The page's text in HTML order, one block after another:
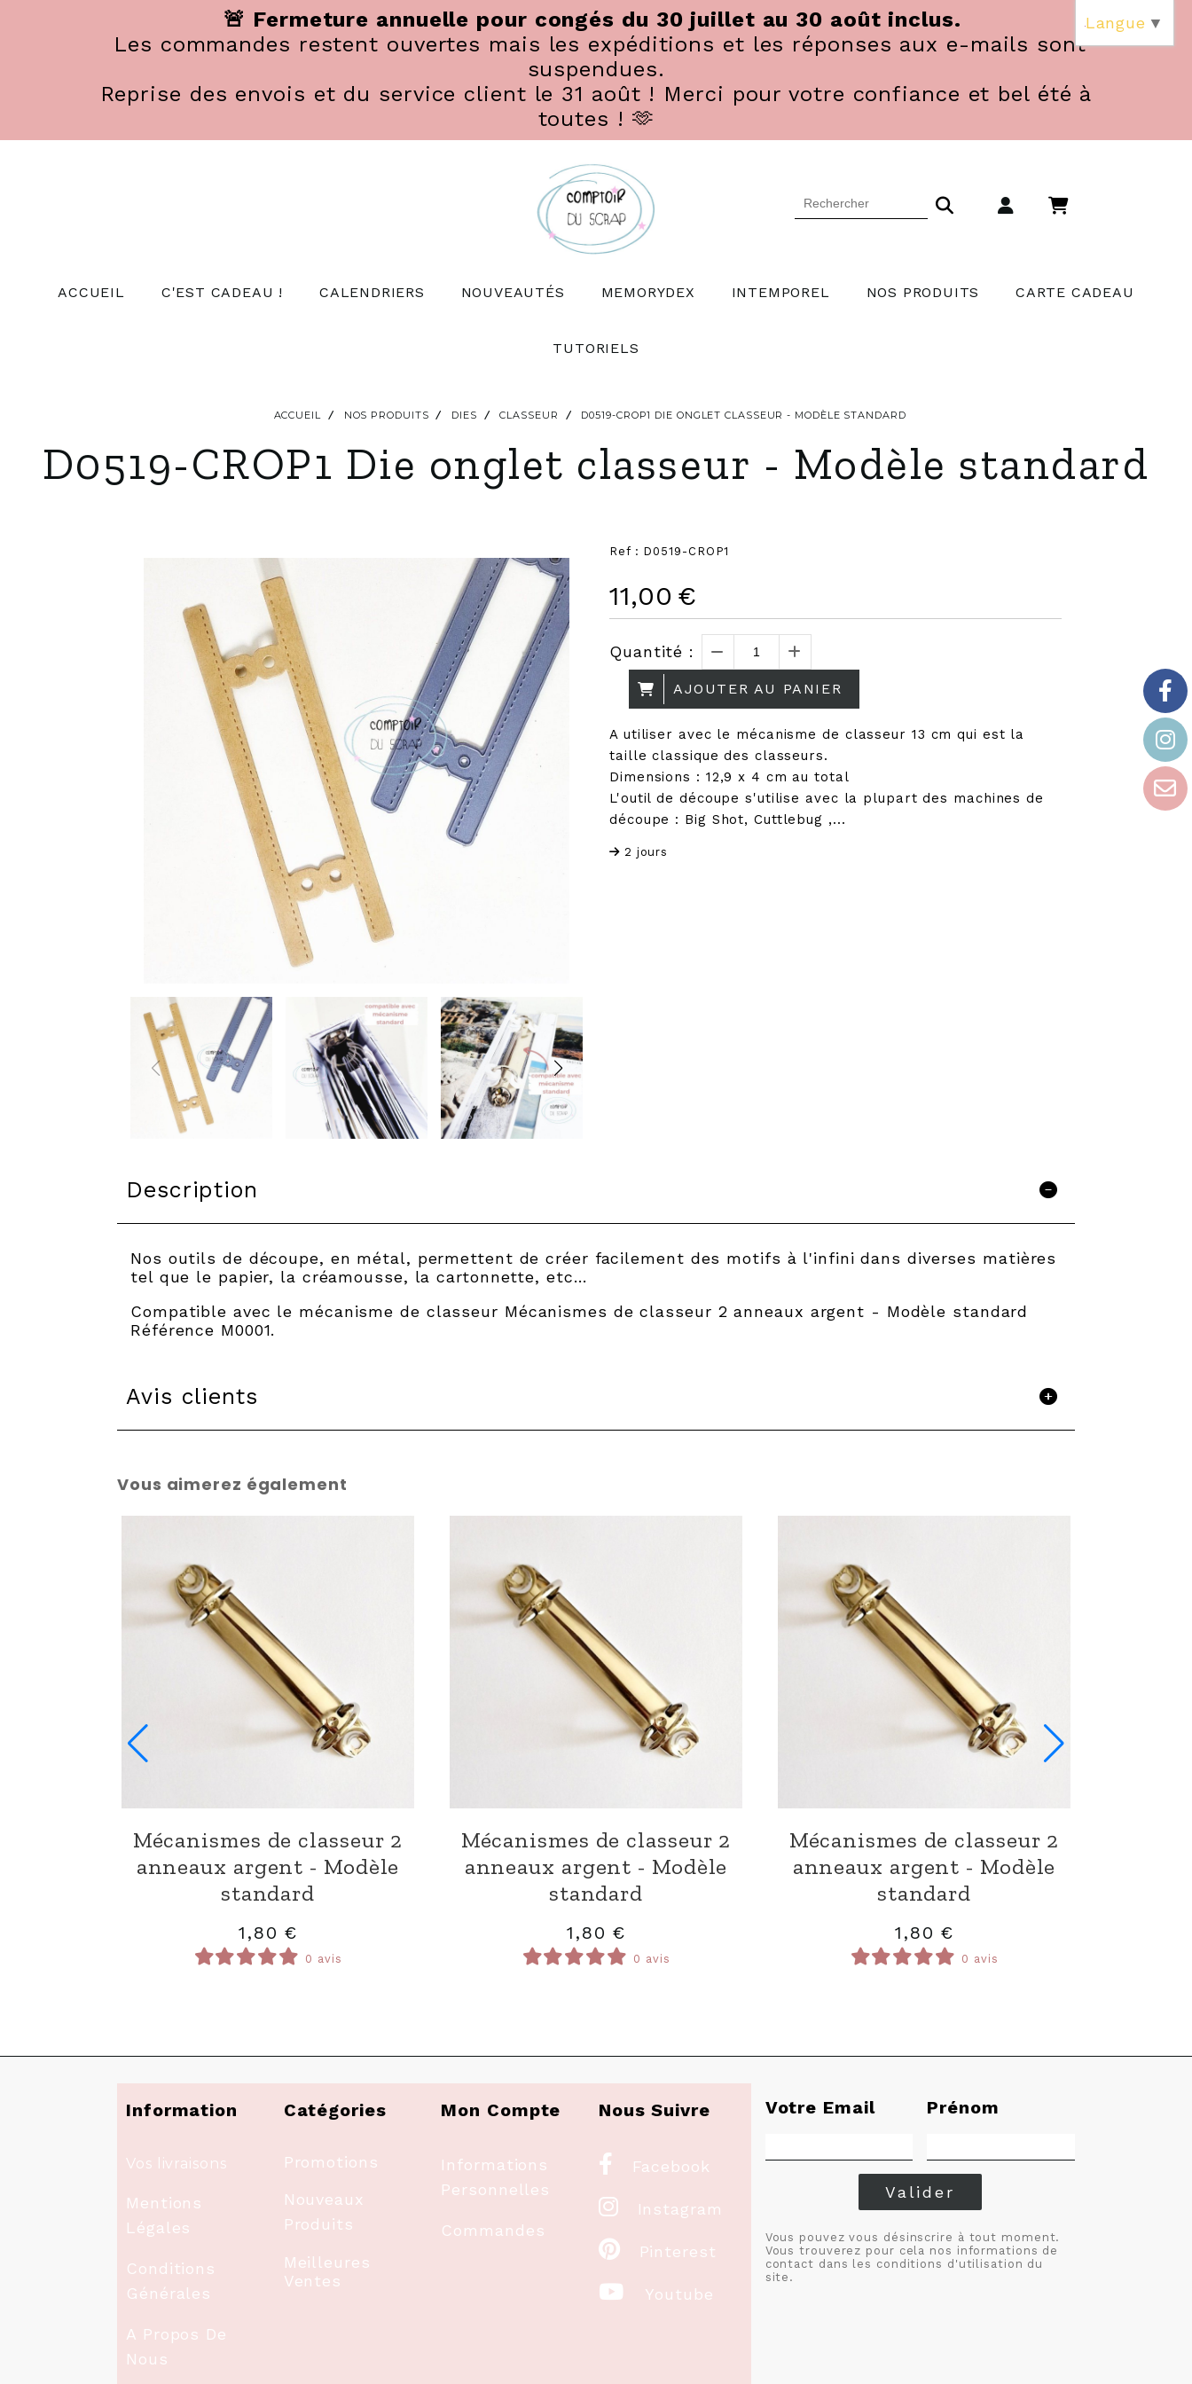
🚨 Fermeture annuelle pour congés du 30 juillet au 30 août inclus.
Les commandes restent ouvertes mais les expéditions et les réponses aux e-mails sont
suspendues.
Reprise des envois et du service client le 31 août ! Merci pour votre confiance et bel été à
toutes ! 🫶
ACCUEIL C'EST CADEAU ! CALENDRIERS NOUVEAUTÉS MEMORYDEX INTEMPOREL NOS PRODUITS CARTE CADEAU
TUTORIELS
ACCUEIL NOS PRODUITS DIES CLASSEUR D0519-CROP1 DIE ONGLET CLASSEUR - MODÈLE STANDARD
D0519-CROP1 Die onglet classeur - Modèle standard
Ref : D0519-CROP1
11,00 €
Quantité :
AJOUTER AU PANIER
A utiliser avec le mécanisme de classeur 13 cm qui est la
taille classique des classeurs.
Dimensions : 12,9 x 4 cm au total
L'outil de découpe s'utilise avec la plupart des machines de
découpe : Big Shot, Cuttlebug ,...
2 jours
Description
Nos outils de découpe, en métal, permettent de créer facilement des motifs à l'infini dans diverses matières
tel que le papier, la créamousse, la cartonnette, etc…
Compatible avec le mécanisme de classeur Mécanismes de classeur 2 anneaux argent - Modèle standard
Référence M0001.
Avis clients
Vous aimerez également
Mécanismes de classeur 2
anneaux argent - Modèle
standard
1,80 €
0 avis
Mécanismes de classeur 2
anneaux argent - Modèle
standard
1,80 €
0 avis
Mécanismes de classeur 2
anneaux argent - Modèle
standard
1,80 €
0 avis
Information
Vos livraisons
Mentions
Légales
Conditions
Générales
A Propos De
Nous
Catégories
Promotions
Nouveaux
Produits
Meilleures
Ventes
Mon Compte
Informations
Personnelles
Commandes
Nous Suivre
 Facebook
 Instagram
 Pinterest
 Youtube
Votre Email Prénom
Valider
Vous pouvez vous désinscrire à tout moment.
Vous trouverez pour cela nos informations de
contact dans les conditions d'utilisation du
site.
Langue ▼